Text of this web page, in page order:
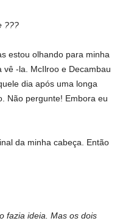
???
estou olhando para minha
-la. McIlroo e Decambau
dia após uma longa
Não pergunte! Embora eu
da minha cabeça. Então
fazia ideia. Mas os dois